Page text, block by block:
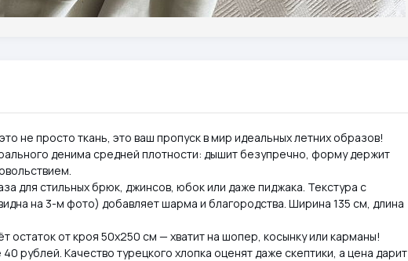
не просто ткань, это ваш пропуск в мир идеальных летних образов!
денима средней плотности: дышит безупречно, форму держит
для стильных брюк, джинсов, юбок или даже пиджака. Текстура с
на 3-м фото) добавляет шарма и благородства. Ширина 135 см, длина
остаток от кроя 50х250 см — хватит на шопер, косынку или карманы!
рублей. Качество турецкого хлопка оценят даже скептики, а цена дарит